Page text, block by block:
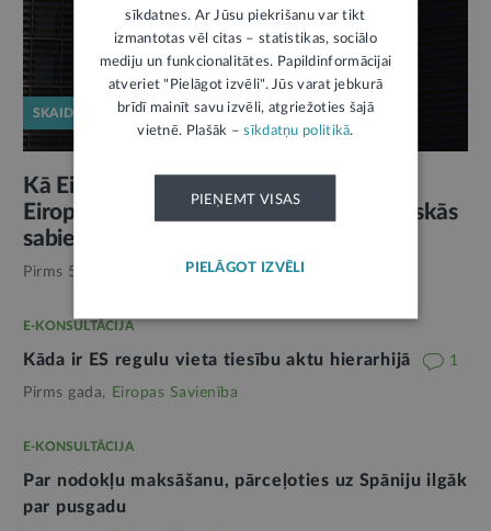
SKAIDROJUMS
Kā Eiropa plāno stiprināt demokrātiju?
Eiropas Demokrātijas vairogs un Pilsoniskās
sabiedrības stratēģija
Pirms 5 mēnešiem, Eiropas Savienība
E-KONSULTĀCIJA
Kāda ir ES regulu vieta tiesību aktu hierarhijā 1
Pirms gada, Eiropas Savienība
E-KONSULTĀCIJA
Par nodokļu maksāšanu, pārceļoties uz Spāniju ilgāk
par pusgadu
sīkdatnes. Ar Jūsu piekrišanu var tikt
izmantotas vēl citas – statistikas, sociālo
mediju un funkcionalitātes. Papildinformācijai
atveriet "Pielāgot izvēli". Jūs varat jebkurā
brīdī mainīt savu izvēli, atgriežoties šajā
vietnē. Plašāk –sīkdatņu politikā.
PIEŅEMT VISAS
PIELĀGOT IZVĒLI